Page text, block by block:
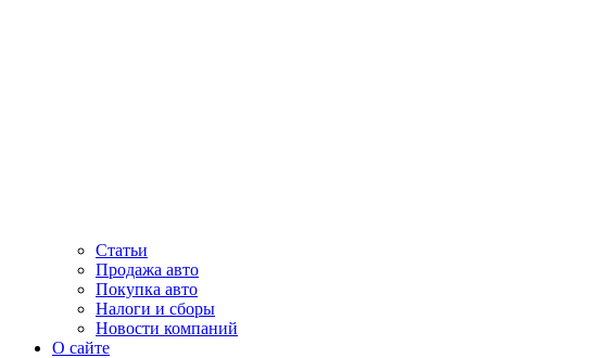
Статьи
Продажа авто
Покупка авто
Налоги и сборы
Новости компаний
О сайте